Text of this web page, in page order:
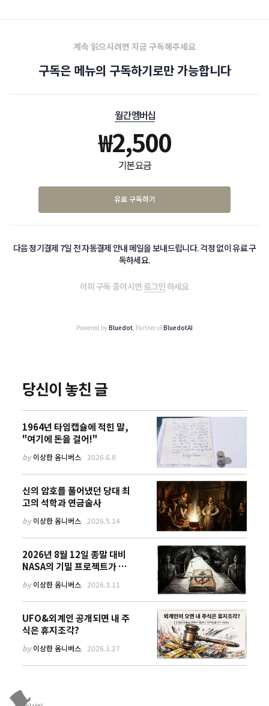
계속 읽으시려면 지금 구독해주세요
구독은 메뉴의 구독하기로만 가능합니다
월간 멤버십
₩2,500
기본 요금
유료 구독하기
다음 정기결제 7일 전 자동결제 안내 메일을 보내드립니다. 걱정 없이 유료 구
독하세요.
이미 구독 중이시면 로그인하세요
Powered byBluedot, Partner ofBluedotAI
당신이 놓친 글
1964년 타임캡슐에 적힌 말,
"여기에 돈을 걸어!"
by이상한 옴니버스 2026.6.8
신의 암호를 풀어냈던 당대 최
고의 석학과 연금술사
by이상한 옴니버스 2026.5.14
2026년 8월 12일 종말 대비
NASA의 기밀 프로젝트가 유
by이상한 옴니버스 2026.3.11
UFO&외계인 공개되면 내 주
식은 휴지조각?
by이상한 옴니버스 2026.1.27